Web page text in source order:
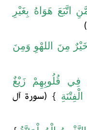
اتَّبَعَ هَوَاهُ بِغَيْرِ
مِنَ اللهْوِ وَمِنَ
فِي قُلُوبِهِمْ
زَيْغٌ
الْفِتْنَةِ } (سورة آل